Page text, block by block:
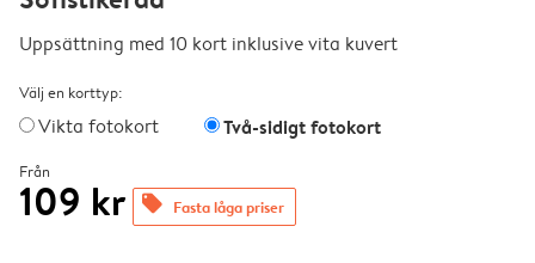
Uppsättning med 10 kort inklusive vita kuvert
Välj en korttyp:
Vikta fotokort Två-sidigt fotokort
Från
109 kr offers Fasta låga priser